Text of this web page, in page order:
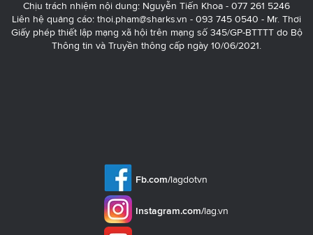
Chịu trách nhiệm nội dung: Nguyễn Tiến Khoa - 077 261 5246
Liên hệ quảng cáo: thoi.pham@sharks.vn - 093 745 0540 - Mr. Thơi
Giấy phép thiết lập mạng xã hội trên mạng số 345/GP-BTTTT do Bộ
Thông tin và Truyền thông cấp ngày 10/06/2021.
Fb.com/lagdotvn
Instagram.com/lag.vn